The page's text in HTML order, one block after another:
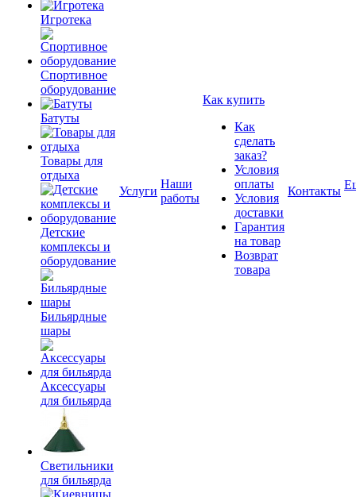
Игротека
Спортивное
оборудование
Батуты
Товары для
отдыха
Детские
комплексы и
оборудование
Бильярдные
шары
Аксессуары
для бильярда
Светильники
для бильярда
Услуги
Наши
работы
Как купить
Как
сделать
заказ?
Условия
оплаты
Условия
доставки
Гарантия
на товар
Возврат
товара
Контакты